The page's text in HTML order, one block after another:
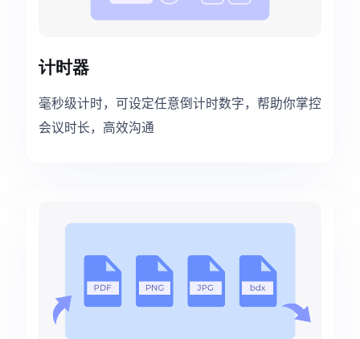
计时器
毫秒级计时，可设定任意倒计时数字，帮助你掌控
会议时长，高效沟通